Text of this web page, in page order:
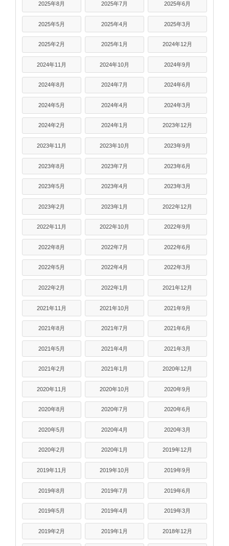
2025年8月 2025年7月 2025年6月
2025年5月 2025年4月 2025年3月
2025年2月 2025年1月 2024年12月
2024年11月 2024年10月 2024年9月
2024年8月 2024年7月 2024年6月
2024年5月 2024年4月 2024年3月
2024年2月 2024年1月 2023年12月
2023年11月 2023年10月 2023年9月
2023年8月 2023年7月 2023年6月
2023年5月 2023年4月 2023年3月
2023年2月 2023年1月 2022年12月
2022年11月 2022年10月 2022年9月
2022年8月 2022年7月 2022年6月
2022年5月 2022年4月 2022年3月
2022年2月 2022年1月 2021年12月
2021年11月 2021年10月 2021年9月
2021年8月 2021年7月 2021年6月
2021年5月 2021年4月 2021年3月
2021年2月 2021年1月 2020年12月
2020年11月 2020年10月 2020年9月
2020年8月 2020年7月 2020年6月
2020年5月 2020年4月 2020年3月
2020年2月 2020年1月 2019年12月
2019年11月 2019年10月 2019年9月
2019年8月 2019年7月 2019年6月
2019年5月 2019年4月 2019年3月
2019年2月 2019年1月 2018年12月